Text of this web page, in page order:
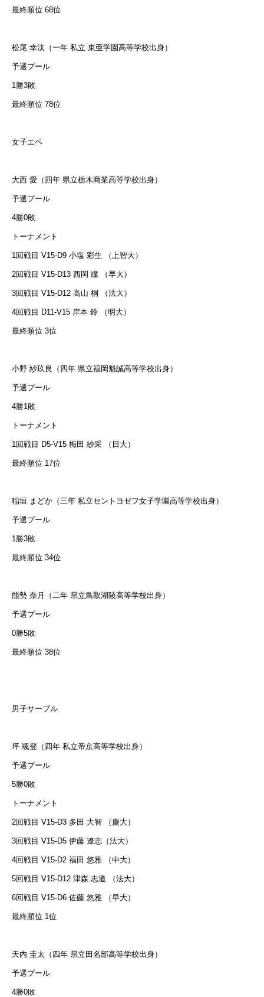
最終順位 68位
松尾 幸汰（一年 私立 東亜学園高等学校出身）
予選プール
1勝3敗
最終順位 78位
女子エペ
大西 愛（四年 県立栃木商業高等学校出身）
予選プール
4勝0敗
トーナメント
1回戦目 V15-D9 小塩 彩生 （上智大）
2回戦目 V15-D13 西岡 瞳 （早大）
3回戦目 V15-D12 高山 桐 （法大）
4回戦目 D11-V15 岸本 鈴 （明大）
最終順位 3位
小野 紗玖良（四年 県立福岡魁誠高等学校出身）
予選プール
4勝1敗
トーナメント
1回戦目 D5-V15 梅田 紗采 （日大）
最終順位 17位
稲垣 まどか（三年 私立セントヨゼフ女子学園高等学校出身）
予選プール
1勝3敗
最終順位 34位
能勢 奈月（二年 県立鳥取湖陵高等学校出身）
予選プール
0勝5敗
最終順位 38位
男子サーブル
坪 颯登（四年 私立帝京高等学校出身）
予選プール
5勝0敗
トーナメント
2回戦目 V15-D3 多田 大智 （慶大）
3回戦目 V15-D5 伊藤 遼志（法大）
4回戦目 V15-D2 福田 悠雅 （中大）
5回戦目 V15-D12 津森 志道 （法大）
6回戦目 V15-D6 佐藤 悠雅 （早大）
最終順位 1位
天内 圭太（四年 県立田名部高等学校出身）
予選プール
4勝0敗